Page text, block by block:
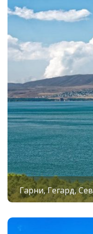
Еще один пункт
основанный в 10
замок, он окружен
красотой
комплекса
века, украшенные
каменное кружево.
которое не оставит
представьте,
теплых
экскурсии!
Входные билеты
Армении.
традиционный обед
кухни, чтобы
соответствующей
Гарни, Гегард,